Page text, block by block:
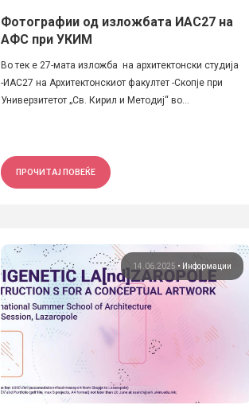
Фотографии од изложбата ИАС27 на
АФС при УКИМ
Во тек е 27-мата изложба на архитектонски студија
-ИАС27 на Архитектонскиот факултет -Скопје при
Универзитетот „Св. Кирил и Методиј“ во...
ПРОЧИТАЈ ПОВЕЌЕ
14.06.2025 • Информации